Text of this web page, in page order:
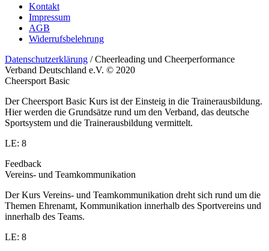
Kontakt
Impressum
AGB
Widerrufsbelehrung
Datenschutzerklärung / Cheerleading und Cheerperformance
Verband Deutschland e.V. © 2020
Cheersport Basic
Der Cheersport Basic Kurs ist der Einsteig in die Trainerausbildung.
Hier werden die Grundsätze rund um den Verband, das deutsche
Sportsystem und die Trainerausbildung vermittelt.
LE: 8
Feedback
Vereins- und Teamkommunikation
Der Kurs Vereins- und Teamkommunikation dreht sich rund um die
Themen Ehrenamt, Kommunikation innerhalb des Sportvereins und
innerhalb des Teams.
LE: 8